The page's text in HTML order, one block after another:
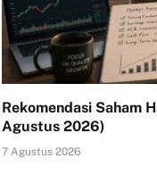
Rekomendasi Saham
Agustus 2026)
7 Agustus 2026